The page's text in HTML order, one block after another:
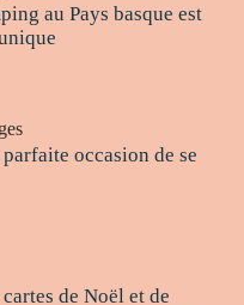
au Pays basque est
occasion de se
de Noël et de